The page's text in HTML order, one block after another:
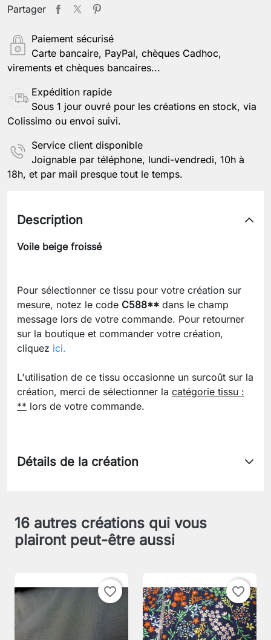
Partager
Paiement sécurisé
Carte bancaire, PayPal, chèques Cadhoc,
virements et chèques bancaires...
Expédition rapide
Sous 1 jour ouvré pour les créations en stock, via
Colissimo ou envoi suivi.
Service client disponible
Joignable par téléphone, lundi-vendredi, 10h à
18h, et par mail presque tout le temps.
Description
Voile beige froissé
Pour sélectionner ce tissu pour votre création sur
mesure, notez le code C588** dans le champ
message lors de votre commande. Pour retourner
sur la boutique et commander votre création,
cliquez ici.
L'utilisation de ce tissu occasionne un surcoût sur la
création, merci de sélectionner la catégorie tissu :
** lors de votre commande.
Détails de la création
16 autres créations qui vous
plairont peut-être aussi
favorite_border favorite_border